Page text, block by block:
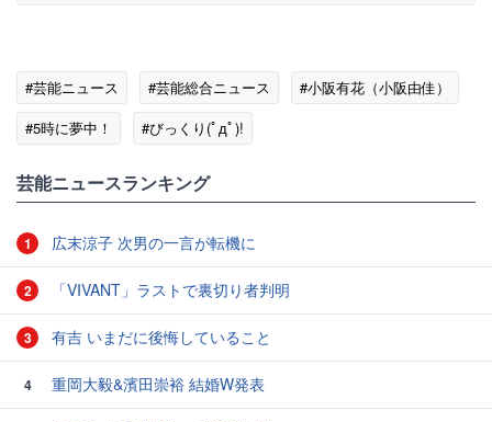
#芸能ニュース #芸能総合ニュース
#小阪有花（小阪由佳）
#5時に夢中！
#びっくり(ﾟдﾟ)!
芸能ニュースランキング
1 広末涼子 次男の一言が転機に
2 「VIVANT」ラストで裏切り者判明
3 有吉 いまだに後悔していること
4 重岡大毅&濱田崇裕 結婚W発表